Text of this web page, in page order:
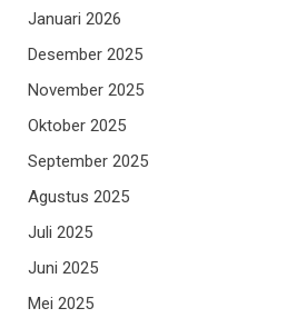
Januari 2026
Desember 2025
November 2025
Oktober 2025
September 2025
Agustus 2025
Juli 2025
Juni 2025
Mei 2025